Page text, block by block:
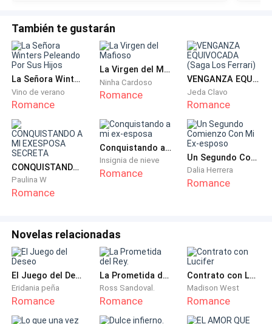
darme los últimos retoques. Debo decir que me
considero un hombre bastante guapo, altura de 1.85
cm, cuerpo no excesivamente fuerte, pero con
músculos trabajados y definidos, pelo ondeado
castaño oscuro y los ojos color avellana, de mi madre.
Además, joven de 28 años y millonario, creo que en
definitiva, estas últimas eran mis mejores ventajas y
si no, pregúntales a todas las mujeres que querían
trepar a mi cama por el dinero.
para el dolor de cabeza y tengo el estómago revuelto,
me encuentro con mi secretaria, que le está dando
instrucciones al ama de llaves sobre como debe llevar
algunas cosas de la casa.
Y sí, la secretaria Monroe, no solo maneja los asuntos
También te gustarán
La Señora Winters Peleando Por Sus Hijos
Vino de verano
Romance
La Virgen del Mafioso
Ninha Cardoso
Romance
VENGANZA EQUIVOCADA (Saga Los Ferrari)
Jeda Clavo
Romance
CONQUISTANDO A MI EXESPOSA SECRETA
Paulina W
Romance
Conquistando a mi ex-esposa
Insignia de nieve
Romance
Un Segundo Comienzo Con Mi Ex-esposo
Dalia Herrera
Romance
Novelas relacionadas
El Juego del Deseo
Eridania peña
Romance
La Prometida del Rey.
Ross Sandoval.
Romance
Contrato con Lucifer
Madison West
Romance